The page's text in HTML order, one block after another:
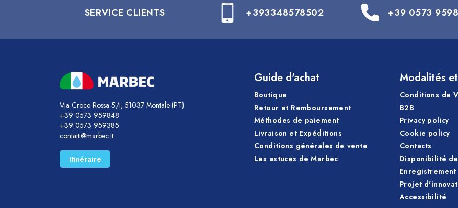
SERVICE CLIENTS +393348578502 +39 0573
Via Croce Rossa 5/i, 51037 Montale (PT)
+39 0573 959848
+39 0573 959385
contatti@marbec.it
Itinéraire
Guide d'achat
Boutique
Retour et Remboursement
Méthodes de paiement
Livraison et Expéditions
Conditions générales de vente
Les astuces de Marbec
Modalités
Conditions de
B2B
Privacy policy
Cookie policy
Contacts
Disponibilité
Projet
Accessibilité